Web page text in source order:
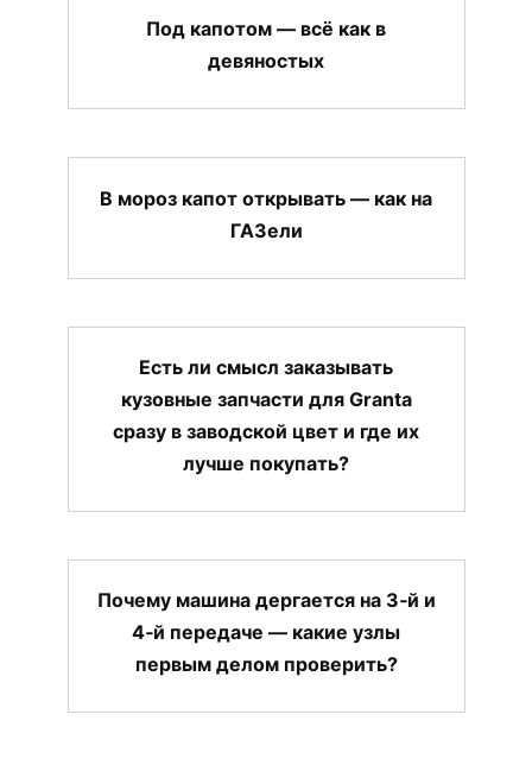
Под капотом — всё как в
девяностых
В мороз капот открывать — как на
ГАЗели
Есть ли смысл заказывать
кузовные запчасти для Granta
сразу в заводской цвет и где их
лучше покупать?
Почему машина дергается на 3‑й и
4‑й передаче — какие узлы
первым делом проверить?